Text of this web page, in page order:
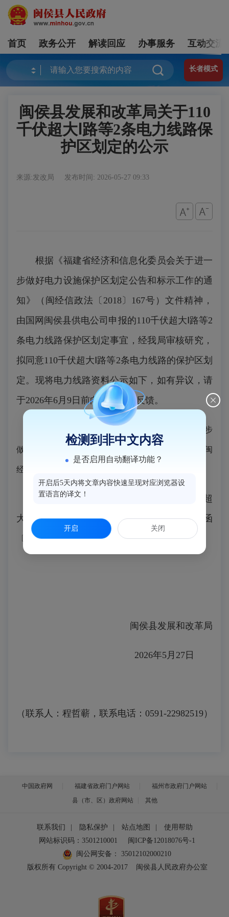
首页 政务公开 解读回应 办事服务 互动交流
长者模式
闽侯县发展和改革局关于110
千伏超大Ⅰ路等2条电力线路保
护区划定的公示
来源:发改局 发布时间: 2026-05-27 09:33
根据《福建省经济和信息化委员会关于进一
步做好电力设施保护区划定公告和标示工作的通
知》（闽经信政法〔2018〕167号）文件精神，
由国网闽侯县供电公司申报的110千伏超大Ⅰ路等2
条电力线路保护区划定事宜，经我局审核研究，
拟同意110千伏超大Ⅰ路等2条电力线路的保护区划
定。现将电力线路资料公示如下，如有异议，请
于2026年6月9日前向县发改局反馈。
附件：1.《福建省经济和信息化委员会关于进一步
做好电力设施保护区划定公告和标示工作的通知》（闽
经信政法〔2018〕167号）
2.《国网闽侯县供电公司关于110千伏超
大Ⅰ路等2条电力线路保护区划定的函》（侯电函
〔2026〕10号）
闽侯县发展和改革局
（联系人：程哲蕲，联系电话：0591-22982519）
中国政府网 福建省政府门户网站
福州市政府门户网站
县（市、区）政府网站
其他
联系我们 隐私保护 站点地图
使用帮助
网站标识码：3501210001
闽ICP备12018076号-1
闽公网安备：
35012102000210
版权所有 Copyright © 2004-2017
闽侯县人民政府办公室
检测到非中文内容
是否启用自动翻译功能？
开启后5天内将文章内容快速呈现对应浏览器设
置语言的译文！
开启 关闭